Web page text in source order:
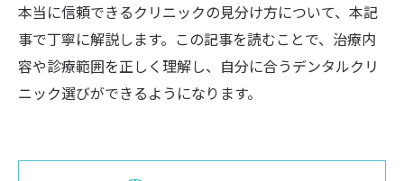
本当に信頼できるクリニックの見分け方について、本記
事で丁寧に解説します。この記事を読むことで、治療内
容や診療範囲を正しく理解し、自分に合うデンタルクリ
ニック選びができるようになります。